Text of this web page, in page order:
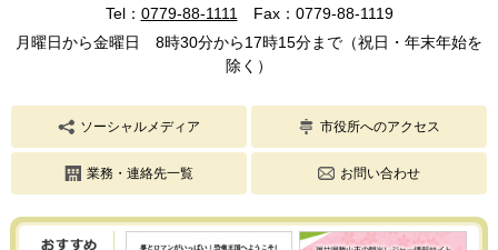
Tel： 0779-88-1111
Fax：0779-88-1119
月曜日から金曜日 8時30分から17時15分まで（祝日・年末年始を
除く）
ソーシャルメディア 市役所へのアクセス
業務・連絡先一覧 お問い合わせ